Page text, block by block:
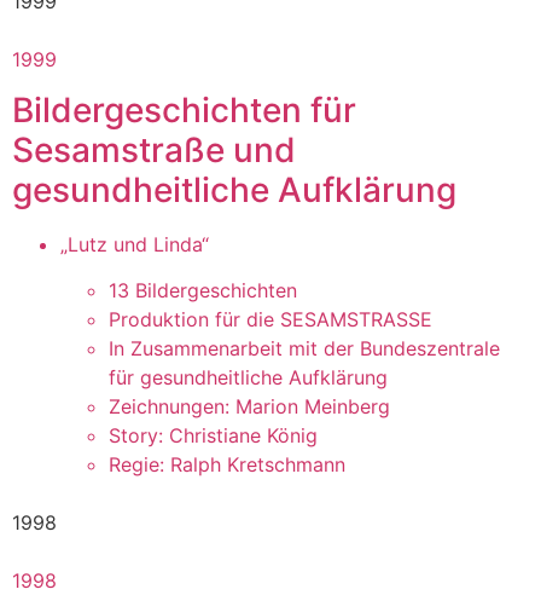
1999
Bildergeschichten für
Sesamstraße und
gesundheitliche Aufklärung
„Lutz und Linda“
13 Bildergeschichten
Produktion für die SESAMSTRASSE
In Zusammenarbeit mit der Bundeszentrale
für gesundheitliche Aufklärung
Zeichnungen: Marion Meinberg
Story: Christiane König
Regie: Ralph Kretschmann
1998
1998